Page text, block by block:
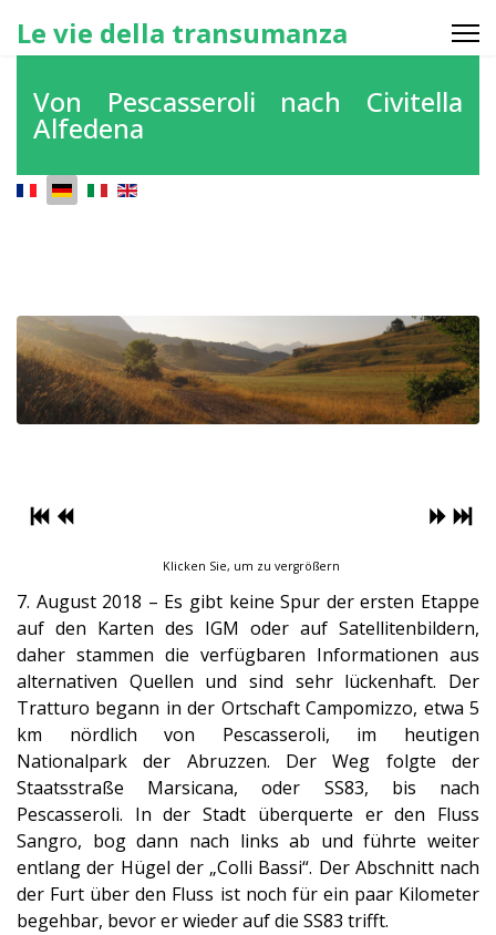
Le vie della transumanza
Von Pescasseroli nach Civitella
Alfedena
Sprache auswählen
Klicken Sie, um zu vergrößern
7. August 2018 – Es gibt keine Spur der ersten Etappe
auf den Karten des IGM oder auf Satellitenbildern,
daher stammen die verfügbaren Informationen aus
alternativen Quellen und sind sehr lückenhaft. Der
Tratturo begann in der Ortschaft Campomizzo, etwa 5
km nördlich von Pescasseroli, im heutigen
Nationalpark der Abruzzen. Der Weg folgte der
Staatsstraße Marsicana, oder SS83, bis nach
Pescasseroli. In der Stadt überquerte er den Fluss
Sangro, bog dann nach links ab und führte weiter
entlang der Hügel der „Colli Bassi“. Der Abschnitt nach
der Furt über den Fluss ist noch für ein paar Kilometer
begehbar, bevor er wieder auf die SS83 trifft.